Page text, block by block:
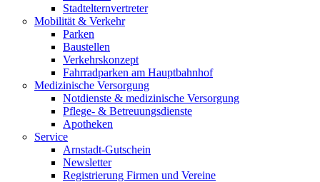
Stadtelternvertreter
Mobilität & Verkehr
Parken
Baustellen
Verkehrskonzept
Fahrradparken am Hauptbahnhof
Medizinische Versorgung
Notdienste & medizinische Versorgung
Pflege- & Betreuungsdienste
Apotheken
Service
Arnstadt-Gutschein
Newsletter
Registrierung Firmen und Vereine